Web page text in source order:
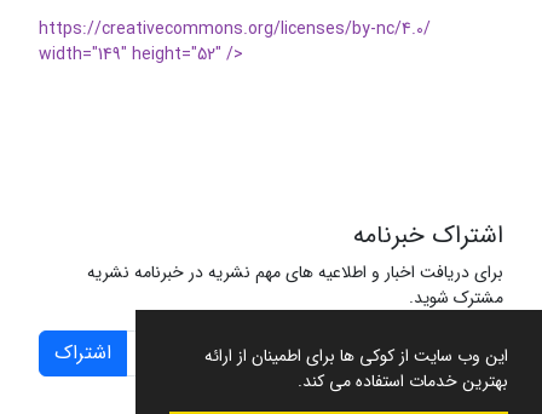
این وب سایت از کوکی ها برای اطمینان از ارائه
بهترین خدمات استفاده می کند.
https://creativecommons.org/licenses/by-nc/4.0/
width="149" height="52" />
اشتراک خبرنامه
برای دریافت اخبار و اطلاعیه های مهم نشریه در خبرنامه نشریه
مشترک شوید.
اشتراک